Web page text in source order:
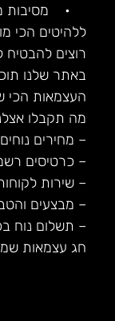
• מסיבות
ללהיטים הכי
רוצים
באתר שלנו
העצמאות הכי
מה תקבלו
– מחירים
– כרטיסים
– שירות
– מבצעים
– תשלום נוח
חג עצמאות